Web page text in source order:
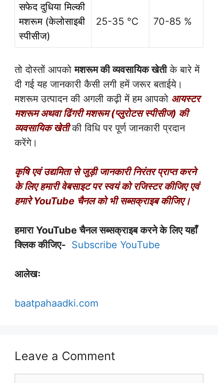
सफेद दुधिया मिल्की
मशरूम (केलोसाइबी
स्पीसीज)
25-35 °C 70-85 %
तो दोस्तों आपकोमशरूम की व्यवसायिक खेतीके बारे में
दी गई यह जानकारी कैसी लगी हमें जरूर बताईये।
मशरूम उत्पादन की अगली कढ़ी में हम आपको आयस्टर
मशरूम अथवा ढिंगरी मशरूम (प्लुरोटस स्पीसीज) की
व्यवसायिक खेती की विधि पर पूर्ण जानकारी प्रदान
करेंगे।
कृषि एवं उद्यमिता से जुड़ी जानकारी निरंतर प्राप्त करने
के लिए हमारी वेबसाइट पर स्वयं को रजिस्टर कीजिए एवं
हमारे YouTube चैनल को भी सब्सक्राइब कीजिए।
हमारा YouTube चैनल सब्सक्राइब करने के लिए यहाँ
क्लिक कीजिए- Subscribe YouTube
आलेखः
baatpahaadki.com
Leave a Comment